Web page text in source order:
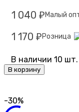
1 040 ₽ Малый
1 170 ₽ Розница
В наличии 10 шт.
В корзину
-30%